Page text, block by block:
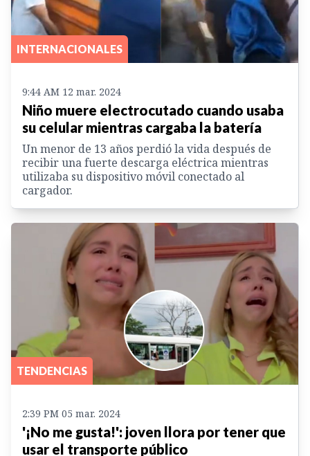
INTERNACIONALES
9:44 AM 12 mar. 2024
Niño muere electrocutado cuando usaba
su celular mientras cargaba la batería
Un menor de 13 años perdió la vida después de
recibir una fuerte descarga eléctrica mientras
utilizaba su dispositivo móvil conectado al
cargador.
TENDENCIAS
2:39 PM 05 mar. 2024
'¡No me gusta!': joven llora por tener que
usar el transporte público